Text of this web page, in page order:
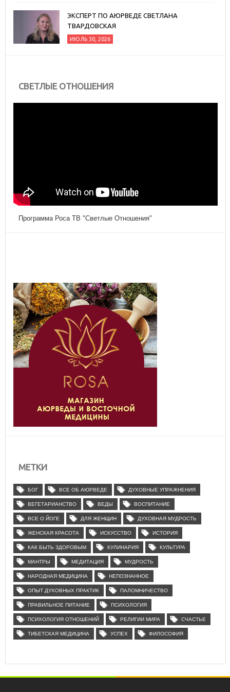
ЭКСПЕРТ ПО АЮРВЕДЕ СВЕТЛАНА
ТВАРДОВСКАЯ
ИЮЛЬ 30, 2026
СВЕТЛЫЕ ОТНОШЕНИЯ
Программа Роса ТВ "Светлые Отношения"
МЕТКИ
БОГ ВСЕ ОБ АЮРВЕДЕ ДУХОВНЫЕ УПРАЖНЕНИЯ
ВЕГЕТАРИАНСТВО ВЕДЫ ВОСПИТАНИЕ
ВСЕ О ЙОГЕ ДЛЯ ЖЕНЩИН ДУХОВНАЯ МУДРОСТЬ
ЖЕНСКАЯ КРАСОТА ИСКУССТВО ИСТОРИЯ
КАК БЫТЬ ЗДОРОВЫМ КУЛИНАРИЯ КУЛЬТУРА
МАНТРЫ МЕДИТАЦИЯ МУДРОСТЬ
НАРОДНАЯ МЕДИЦИНА НЕПОЗНАННОЕ
ОПЫТ ДУХОВНЫХ ПРАКТИК ПАЛОМНИЧЕСТВО
ПРАВИЛЬНОЕ ПИТАНИЕ ПСИХОЛОГИЯ
ПСИХОЛОГИЯ ОТНОШЕНИЙ РЕЛИГИИ МИРА СЧАСТЬЕ
ТИБЕТСКАЯ МЕДИЦИНА УСПЕХ ФИЛОСОФИЯ